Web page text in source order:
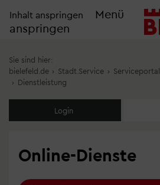
Inhalt anspringen
Menü
anspringen
Sie sind hier:
bielefeld.de › Stadt.Service › Serviceportal
› Dienstleistung
Login
Online-Dienste